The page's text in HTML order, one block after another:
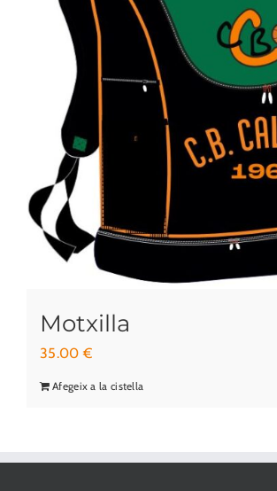
Motxilla
35.00€
Afegeix a la cistella